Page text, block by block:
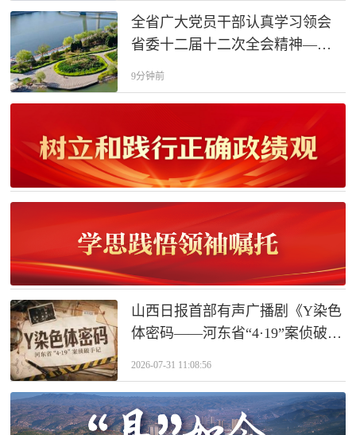
全省广大党员干部认真学习领会
省委十二届十二次全会精神——
以正确政绩观引领干事创业
9分钟前
山西日报首部有声广播剧《Y染色
体密码——河东省“4·19”案侦破手
2026-07-31 11:08:56